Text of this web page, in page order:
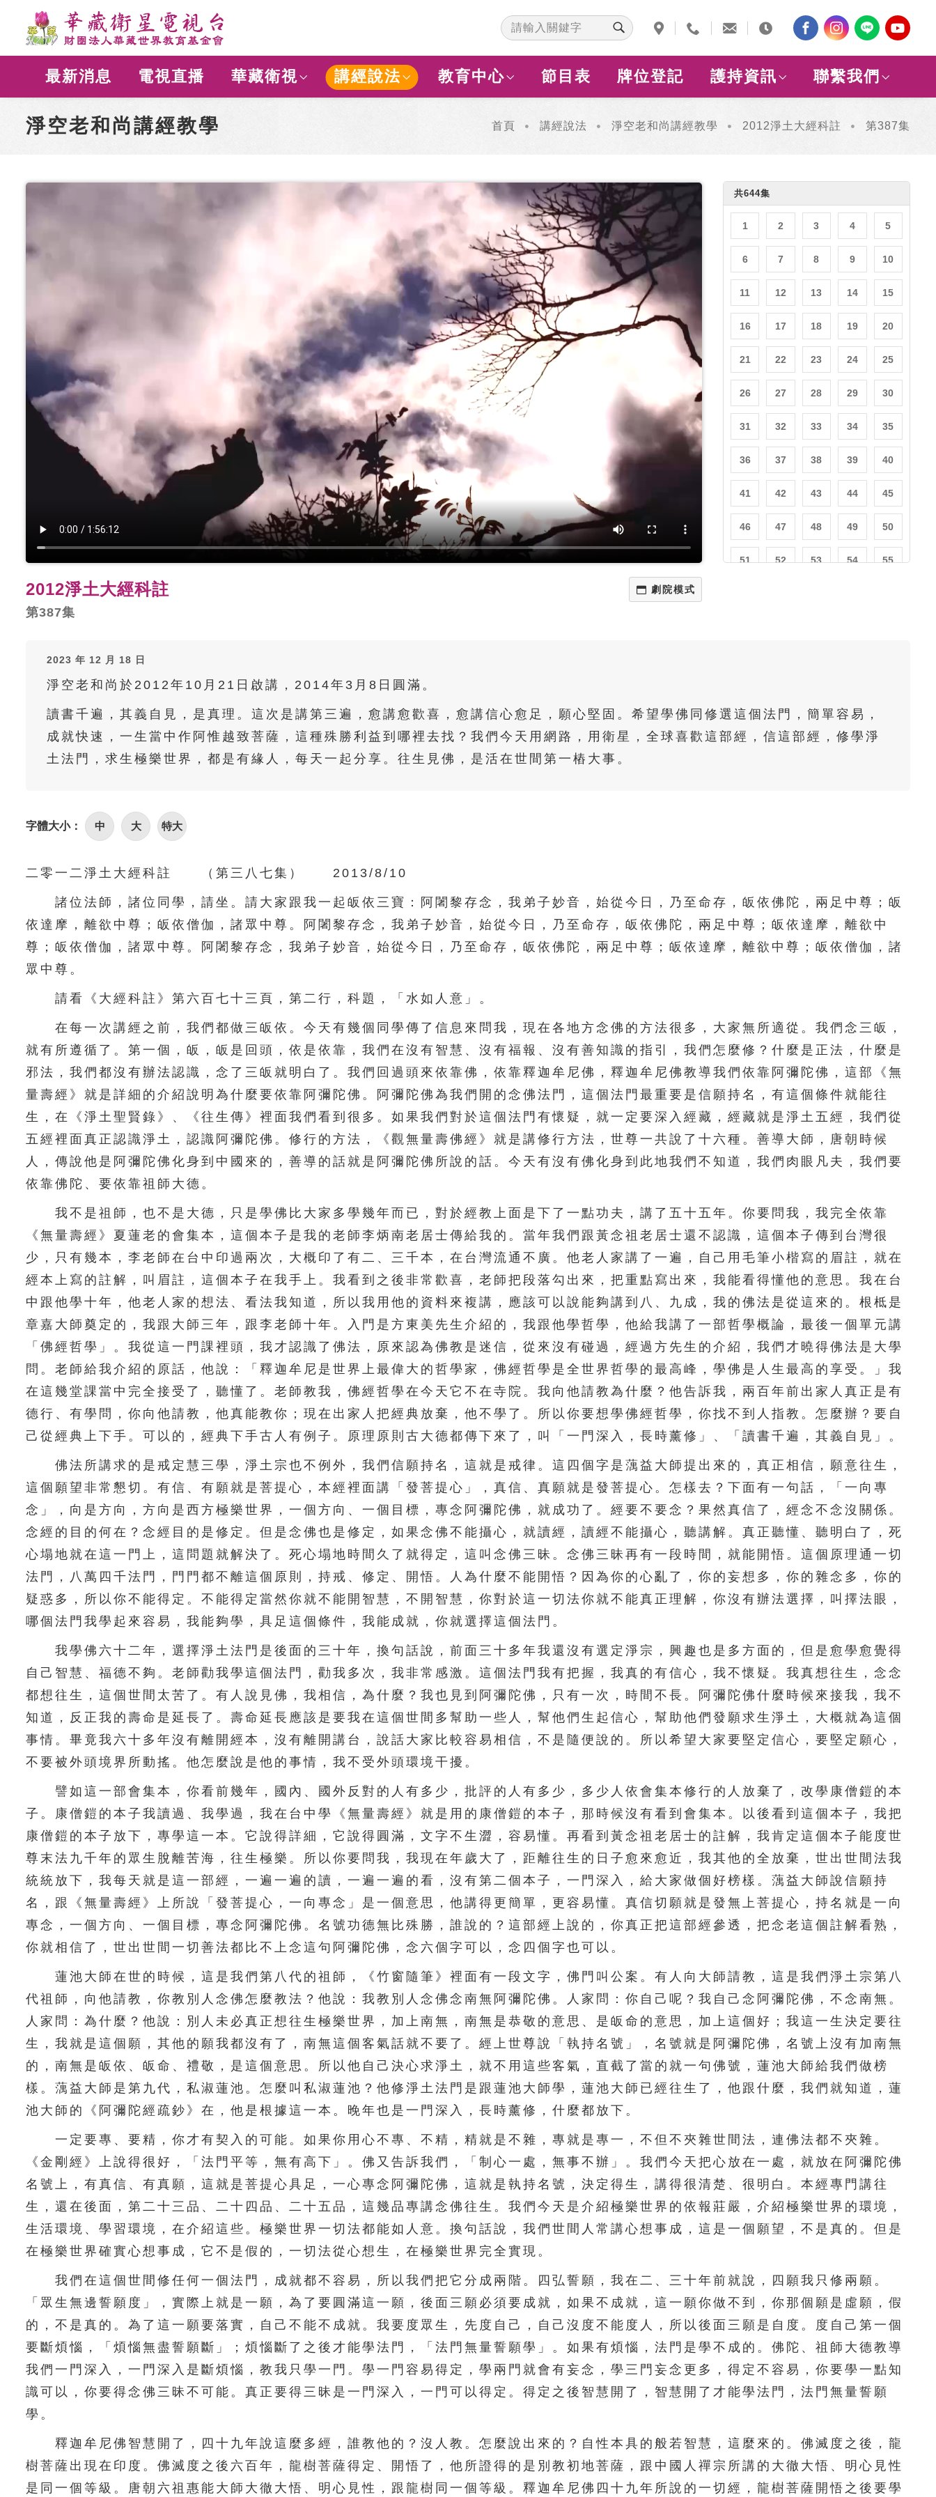
最新消息 電視直播 華藏衛視 講經說法 教育中心 節目表 牌位登記 護持資訊 聯繫我們
淨空老和尚講經教學 首頁 講經說法 淨空老和尚講經教學 2012淨土大經科註 第387集
2012淨土大經科註
第387集
共644集
1 2 3 4 5
6 7 8 9 10
11 12 13 14 15
16 17 18 19 20
21 22 23 24 25
26 27 28 29 30
31 32 33 34 35
36 37 38 39 40
41 42 43 44 45
46 47 48 49 50
51 52 53 54 55
101 102 103 104 105
106 107 108 109 110
121 122 123 124 125
131 132 133 134 135
141 142 143 144 145
151 152 153 154 155
156 157 158 159 160
161 162 163 165
166 167 168 169 170
171 172 173 174 175
176 177 178 179 180
181 182 183 184
186 187 188 189 190
191 193 194 195
196 197 198 199 200
201 202 203 204 205
206 207 208 209 210
221 222 223 224 225
236 237 238 239 240
241 242 243 244 245
246 247 248 249 250
251 252 253 254 255
256 257 258 259 260
266 267 268 269 270
276 277 278 279 280
286 287 288 289
291 292 293 294 295
296 297 298 299 300
301 302 303 304 305
311 312 313 314 315
316 317 318 319 320
321 322 323 324 325
326 327 328 329 330
336 337 338 339 340
2023 年 12 月 18 日
淨空老和尚於2012年10月21日啟講，2014年3月8日圓滿。
讀書千遍，其義自見，是真理。這次是講第三遍，愈講愈歡喜，愈講信心愈足，願心堅固。希望學佛同修選這個法門，簡單容易，
成就快速，一生當中作阿惟越致菩薩，這種殊勝利益到哪裡去找？我們今天用網路，用衛星，全球喜歡這部經，信這部經，修學淨
土法門，求生極樂世界，都是有緣人，每天一起分享。往生見佛，是活在世間第一樁大事。
字體大小： 中 大 特大
二零一二淨土大經科註 （第三八七集） 2013/8/10
諸位法師，諸位同學，請坐。請大家跟我一起皈依三寶：阿闍黎存念，我弟子妙音，始從今日，乃至命存，皈依佛陀，兩足中尊；皈
依達摩，離欲中尊；皈依僧伽，諸眾中尊。阿闍黎存念，我弟子妙音，始從今日，乃至命存，皈依佛陀，兩足中尊；皈依達摩，離欲中
尊；皈依僧伽，諸眾中尊。阿闍黎存念，我弟子妙音，始從今日，乃至命存，皈依佛陀，兩足中尊；皈依達摩，離欲中尊；皈依僧伽，諸
眾中尊。
請看《大經科註》第六百七十三頁，第二行，科題，「水如人意」。
在每一次講經之前，我們都做三皈依。今天有幾個同學傳了信息來問我，現在各地方念佛的方法很多，大家無所適從。我們念三皈，
就有所遵循了。第一個，皈，皈是回頭，依是依靠，我們在沒有智慧、沒有福報、沒有善知識的指引，我們怎麼修？什麼是正法，什麼是
邪法，我們都沒有辦法認識，念了三皈就明白了。我們回過頭來依靠佛，依靠釋迦牟尼佛，釋迦牟尼佛教導我們依靠阿彌陀佛，這部《無
量壽經》就是詳細的介紹說明為什麼要依靠阿彌陀佛。阿彌陀佛為我們開的念佛法門，這個法門最重要是信願持名，有這個條件就能往
生，在《淨土聖賢錄》、《往生傳》裡面我們看到很多。如果我們對於這個法門有懷疑，就一定要深入經藏，經藏就是淨土五經，我們從
五經裡面真正認識淨土，認識阿彌陀佛。修行的方法，《觀無量壽佛經》就是講修行方法，世尊一共說了十六種。善導大師，唐朝時候
人，傳說他是阿彌陀佛化身到中國來的，善導的話就是阿彌陀佛所說的話。今天有沒有佛化身到此地我們不知道，我們肉眼凡夫，我們要
依靠佛陀、要依靠祖師大德。
我不是祖師，也不是大德，只是學佛比大家多學幾年而已，對於經教上面是下了一點功夫，講了五十五年。你要問我，我完全依靠
《無量壽經》夏蓮老的會集本，這個本子是我的老師李炳南老居士傳給我的。當年我們跟黃念祖老居士還不認識，這個本子傳到台灣很
少，只有幾本，李老師在台中印過兩次，大概印了有二、三千本，在台灣流通不廣。他老人家講了一遍，自己用毛筆小楷寫的眉註，就在
經本上寫的註解，叫眉註，這個本子在我手上。我看到之後非常歡喜，老師把段落勾出來，把重點寫出來，我能看得懂他的意思。我在台
中跟他學十年，他老人家的想法、看法我知道，所以我用他的資料來複講，應該可以說能夠講到八、九成，我的佛法是從這來的。根柢是
章嘉大師奠定的，我跟大師三年，跟李老師十年。入門是方東美先生介紹的，我跟他學哲學，他給我講了一部哲學概論，最後一個單元講
「佛經哲學」。我從這一門課裡頭，我才認識了佛法，原來認為佛教是迷信，從來沒有碰過，經過方先生的介紹，我們才曉得佛法是大學
問。老師給我介紹的原話，他說：「釋迦牟尼是世界上最偉大的哲學家，佛經哲學是全世界哲學的最高峰，學佛是人生最高的享受。」我
在這幾堂課當中完全接受了，聽懂了。老師教我，佛經哲學在今天它不在寺院。我向他請教為什麼？他告訴我，兩百年前出家人真正是有
德行、有學問，你向他請教，他真能教你；現在出家人把經典放棄，他不學了。所以你要想學佛經哲學，你找不到人指教。怎麼辦？要自
己從經典上下手。可以的，經典下手古人有例子。原理原則古大德都傳下來了，叫「一門深入，長時薰修」、「讀書千遍，其義自見」。
佛法所講求的是戒定慧三學，淨土宗也不例外，我們信願持名，這就是戒律。這四個字是蕅益大師提出來的，真正相信，願意往生，
這個願望非常懇切。有信、有願就是菩提心，本經裡面講「發菩提心」，真信、真願就是發菩提心。怎樣去？下面有一句話，「一向專
念」，向是方向，方向是西方極樂世界，一個方向、一個目標，專念阿彌陀佛，就成功了。經要不要念？果然真信了，經念不念沒關係。
念經的目的何在？念經目的是修定。但是念佛也是修定，如果念佛不能攝心，就讀經，讀經不能攝心，聽講解。真正聽懂、聽明白了，死
心塌地就在這一門上，這問題就解決了。死心塌地時間久了就得定，這叫念佛三昧。念佛三昧再有一段時間，就能開悟。這個原理通一切
法門，八萬四千法門，門門都不離這個原則，持戒、修定、開悟。人為什麼不能開悟？因為你的心亂了，你的妄想多，你的雜念多，你的
疑惑多，所以你不能得定。不能得定當然你就不能開智慧，不開智慧，你對於這一切法你就不能真正理解，你沒有辦法選擇，叫擇法眼，
哪個法門我學起來容易，我能夠學，具足這個條件，我能成就，你就選擇這個法門。
我學佛六十二年，選擇淨土法門是後面的三十年，換句話說，前面三十多年我還沒有選定淨宗，興趣也是多方面的，但是愈學愈覺得
自己智慧、福德不夠。老師勸我學這個法門，勸我多次，我非常感激。這個法門我有把握，我真的有信心，我不懷疑。我真想往生，念念
都想往生，這個世間太苦了。有人說見佛，我相信，為什麼？我也見到阿彌陀佛，只有一次，時間不長。阿彌陀佛什麼時候來接我，我不
知道，反正我的壽命是延長了。壽命延長應該是要我在這個世間多幫助一些人，幫他們生起信心，幫助他們發願求生淨土，大概就為這個
事情。畢竟我六十多年沒有離開經本，沒有離開講台，說話大家比較容易相信，不是隨便說的。所以希望大家要堅定信心，要堅定願心，
不要被外頭境界所動搖。他怎麼說是他的事情，我不受外頭環境干擾。
譬如這一部會集本，你看前幾年，國內、國外反對的人有多少，批評的人有多少，多少人依會集本修行的人放棄了，改學康僧鎧的本
子。康僧鎧的本子我讀過、我學過，我在台中學《無量壽經》就是用的康僧鎧的本子，那時候沒有看到會集本。以後看到這個本子，我把
康僧鎧的本子放下，專學這一本。它說得詳細，它說得圓滿，文字不生澀，容易懂。再看到黃念祖老居士的註解，我肯定這個本子能度世
尊末法九千年的眾生脫離苦海，往生極樂。所以你要問我，我現在年歲大了，距離往生的日子愈來愈近，我其他的全放棄，世出世間法我
統統放下，我每天就是這一部經，一遍一遍的讀，一遍一遍的看，沒有第二個本子，一門深入，給大家做個好榜樣。蕅益大師說信願持
名，跟《無量壽經》上所說「發菩提心，一向專念」是一個意思，他講得更簡單，更容易懂。真信切願就是發無上菩提心，持名就是一向
專念，一個方向、一個目標，專念阿彌陀佛。名號功德無比殊勝，誰說的？這部經上說的，你真正把這部經參透，把念老這個註解看熟，
你就相信了，世出世間一切善法都比不上念這句阿彌陀佛，念六個字可以，念四個字也可以。
蓮池大師在世的時候，這是我們第八代的祖師，《竹窗隨筆》裡面有一段文字，佛門叫公案。有人向大師請教，這是我們淨土宗第八
代祖師，向他請教，你教別人念佛怎麼教法？他說：我教別人念佛念南無阿彌陀佛。人家問：你自己呢？我自己念阿彌陀佛，不念南無。
人家問：為什麼？他說：別人未必真正想往生極樂世界，加上南無，南無是恭敬的意思、是皈命的意思，加上這個好；我這一生決定要往
生，我就是這個願，其他的願我都沒有了，南無這個客氣話就不要了。經上世尊說「執持名號」，名號就是阿彌陀佛，名號上沒有加南無
的，南無是皈依、皈命、禮敬，是這個意思。所以他自己決心求淨土，就不用這些客氣，直截了當的就一句佛號，蓮池大師給我們做榜
樣。蕅益大師是第九代，私淑蓮池。怎麼叫私淑蓮池？他修淨土法門是跟蓮池大師學，蓮池大師已經往生了，他跟什麼，我們就知道，蓮
池大師的《阿彌陀經疏鈔》在，他是根據這一本。晚年也是一門深入，長時薰修，什麼都放下。
一定要專、要精，你才有契入的可能。如果你用心不專、不精，精就是不雜，專就是專一，不但不夾雜世間法，連佛法都不夾雜。
《金剛經》上說得很好，「法門平等，無有高下」。佛又告訴我們，「制心一處，無事不辦」。我們今天把心放在一處，就放在阿彌陀佛
名號上，有真信、有真願，這就是菩提心具足，一心專念阿彌陀佛，這就是執持名號，決定得生，講得很清楚、很明白。本經專門講往
生，還在後面，第二十三品、二十四品、二十五品，這幾品專講念佛往生。我們今天是介紹極樂世界的依報莊嚴，介紹極樂世界的環境，
生活環境、學習環境，在介紹這些。極樂世界一切法都能如人意。換句話說，我們世間人常講心想事成，這是一個願望，不是真的。但是
在極樂世界確實心想事成，它不是假的，一切法從心想生，在極樂世界完全實現。
我們在這個世間修任何一個法門，成就都不容易，所以我們把它分成兩階。四弘誓願，我在二、三十年前就說，四願我只修兩願。
「眾生無邊誓願度」，實際上就是一願，為了要圓滿這一願，後面三願必須要成就，如果不成就，這一願你做不到，你那個願是虛願，假
的，不是真的。為了這一願要落實，自己不能不成就。我要度眾生，先度自己，自己沒度不能度人，所以後面三願是自度。度自己第一個
要斷煩惱，「煩惱無盡誓願斷」；煩惱斷了之後才能學法門，「法門無量誓願學」。如果有煩惱，法門是學不成的。佛陀、祖師大德教導
我們一門深入，一門深入是斷煩惱，教我只學一門。學一門容易得定，學兩門就會有妄念，學三門妄念更多，得定不容易，你要學一點知
識可以，你要得念佛三昧不可能。真正要得三昧是一門深入，一門可以得定。得定之後智慧開了，智慧開了才能學法門，法門無量誓願
學。
釋迦牟尼佛智慧開了，四十九年說這麼多經，誰教他的？沒人教。怎麼說出來的？自性本具的般若智慧，這麼來的。佛滅度之後，龍
樹菩薩出現在印度。佛滅度之後六百年，龍樹菩薩得定、開悟了，他所證得的是別教初地菩薩，跟中國人禪宗所講的大徹大悟、明心見性
是同一個等級。唐朝六祖惠能大師大徹大悟、明心見性，跟龍樹同一個等級。釋迦牟尼佛四十九年所說的一切經，龍樹菩薩開悟之後要學